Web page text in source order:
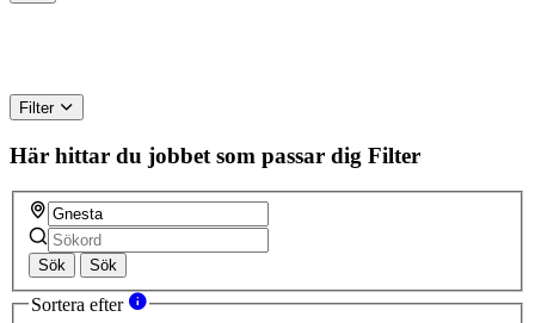
Filter
Här hittar du jobbet som passar dig Filter
Sök Sök
Sortera efter